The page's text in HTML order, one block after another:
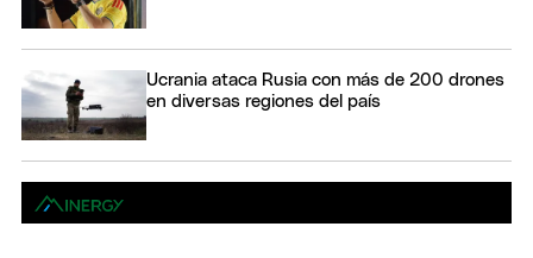
Ucrania ataca Rusia con más de 200 drones
en diversas regiones del país